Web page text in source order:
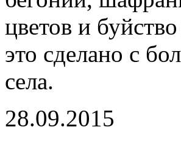
цветов и
это сделано с
села.
28.09.2015